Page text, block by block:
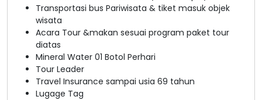
Transportasi bus Pariwisata & tiket masuk objek
wisata
Acara Tour &makan sesuai program paket tour
diatas
Mineral Water 01 Botol Perhari
Tour Leader
Travel Insurance sampai usia 69 tahun
Lugage Tag